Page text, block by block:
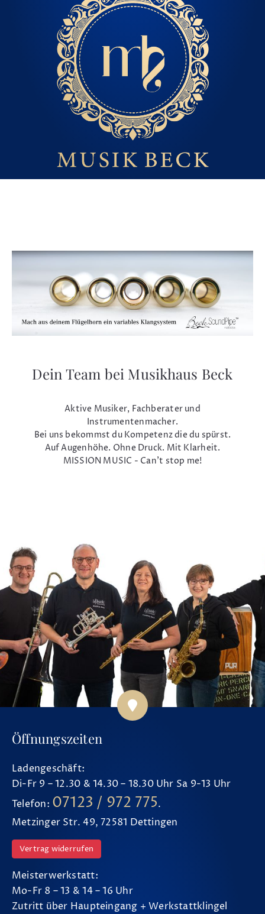
Dein Team bei Musikhaus Beck
Aktive Musiker, Fachberater und
Instrumentenmacher.
Bei uns bekommst du Kompetenz die du spürst.
Auf Augenhöhe. Ohne Druck. Mit Klarheit.
MISSION MUSIC - Can't stop me!
Öffnungszeiten
Ladengeschäft:
Di-Fr 9 – 12.30 & 14.30 – 18.30 Uhr Sa 9-13 Uhr
Telefon: 07123 / 972 775.
Metzinger Str. 49, 72581 Dettingen
Vertrag widerrufen
Meisterwerkstatt:
Mo-Fr 8 – 13 & 14 – 16 Uhr
Zutritt über Haupteingang + Werkstattklingel